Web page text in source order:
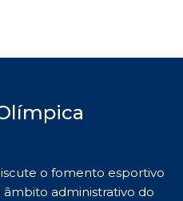
o fomento esportivo
administrativo do